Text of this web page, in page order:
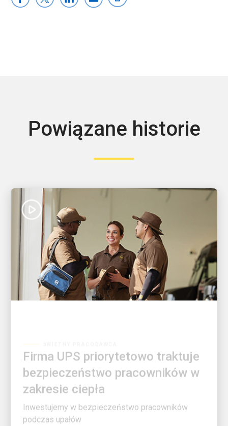
Powiązane historie
bezpieczeństwo pracowników w
zakresie ciepła
Inwestujemy w bezpieczeństwo pracowników
podczas upałów